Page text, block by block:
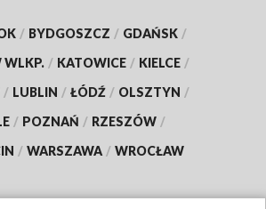
/ BYDGOSZCZ / GDAŃSK /
WLKP. / KATOWICE / KIELCE /
/ LUBLIN / ŁÓDŹ / OLSZTYN /
/ POZNAŃ / RZESZÓW /
/ WARSZAWA / WROCŁAW